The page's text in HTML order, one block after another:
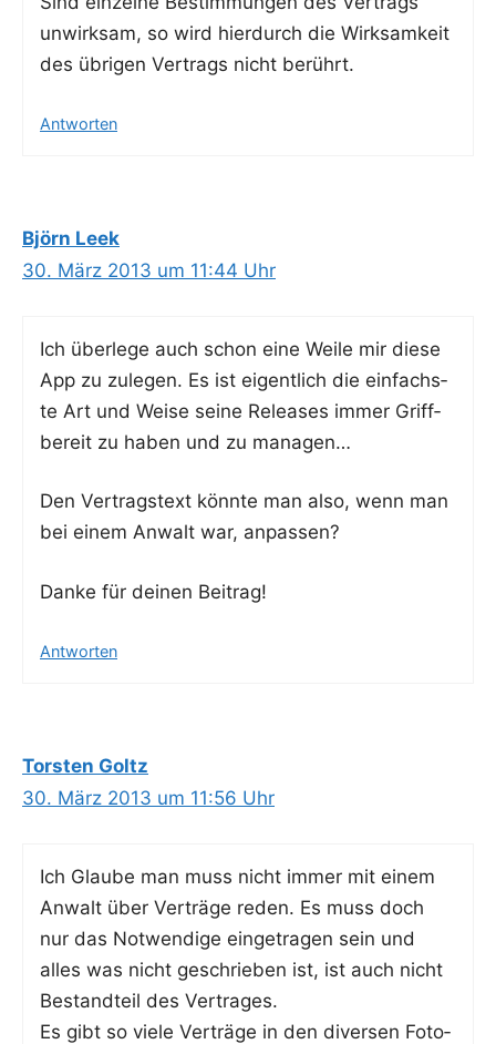
unwirk­sam, so wird hier­durch die Wirk­sam­keit
des übri­gen Ver­trags nicht berührt.
Antworten
Björn Leek
30. März 2013 um 11:44 Uhr
Ich über­le­ge auch schon eine Wei­le mir die­se
App zu zule­gen. Es ist eigent­lich die ein­fachs­
te Art und Wei­se sei­ne Releases immer Griff­
be­reit zu haben und zu managen…
Den Ver­trags­text könn­te man also, wenn man
bei einem Anwalt war, anpassen?
Dan­ke für dei­nen Beitrag!
Antworten
Torsten Goltz
30. März 2013 um 11:56 Uhr
Ich Glau­be man muss nicht immer mit einem
Anwalt über Ver­trä­ge reden. Es muss doch
nur das Not­wen­di­ge ein­ge­tra­gen sein und
alles was nicht geschrie­ben ist, ist auch nicht
Bestand­teil des Vertrages.
Es gibt so vie­le Ver­trä­ge in den diver­sen Foto­